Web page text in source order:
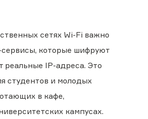
сетях Wi-Fi важно
сервисы, которые шифруют
реальные IP-адреса. Это
студентов и молодых
в кафе,
кампусах.